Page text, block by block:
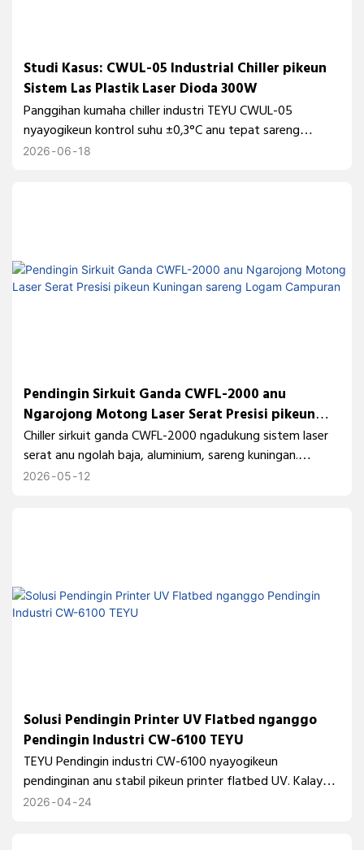
Studi Kasus: CWUL-05 Industrial Chiller pikeun
Sistem Las Plastik Laser Dioda 300W
Panggihan kumaha chiller industri TEYU CWUL-05
nyayogikeun kontrol suhu ±0,3°C anu tepat sareng
pendinginan anu tiasa diandelkeun pikeun sistem las
2026 06 18
Pendingin Sirkuit Ganda CWFL-2000 anu
Ngarojong Motong Laser Serat Presisi pikeun
Kuningan sareng Logam Campuran
Chiller sirkuit ganda CWFL-2000 ngadukung sistem laser
serat anu ngolah baja, aluminium, sareng kuningan.
Mastikeun pendinginan anu stabil pikeun sumber laser
2026 05 12
Solusi Pendingin Printer UV Flatbed nganggo
Pendingin Industri CW-6100 TEYU
TEYU Pendingin industri CW-6100 nyayogikeun
pendinginan anu stabil pikeun printer flatbed UV. Kalayan
kapasitas pendinginan 4000W, akurasi ±0,5°C, sareng
2026 04 24